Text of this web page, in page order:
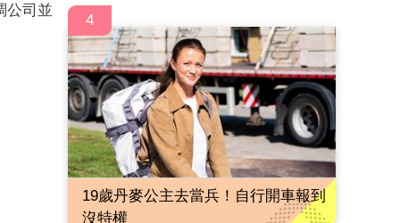
公司並
4
19歲丹麥公主去當兵！自行開車報到
沒特權